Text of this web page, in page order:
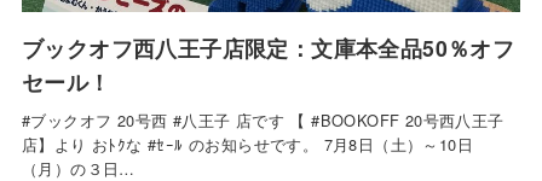
ブックオフ西八王子店限定：文庫本全品50％オフ
セール！
#ブックオフ 20号西 #八王子 店です 【 #BOOKOFF 20号西八王子
店】より おﾄｸな #ｾｰﾙ のお知らせです。 7月8日（土）～10日
（月）の３日…